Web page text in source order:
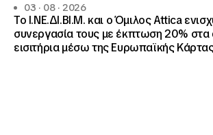
03 · 08 · 2026
Το Ι.ΝΕ.ΔΙ.ΒΙ.Μ. και o Όμιλος Attica
συνεργασία τους με έκπτωση 20% στα
εισιτήρια μέσω της Ευρωπαϊκής